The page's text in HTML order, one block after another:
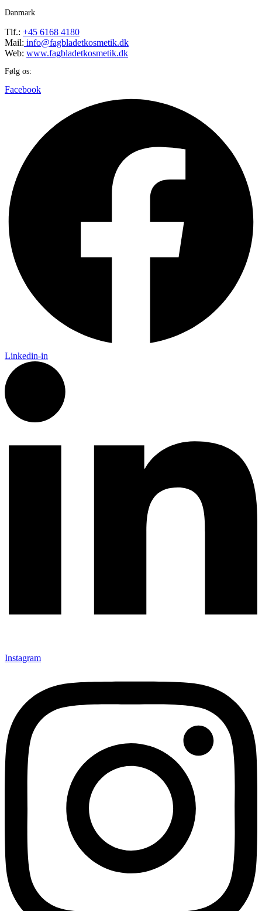
Danmark
Tlf.: +45 6168 4180
Mail: info@fagbladetkosmetik.dk
Web: www.fagbladetkosmetik.dk
Følg os:
Facebook
Linkedin-in
Instagram